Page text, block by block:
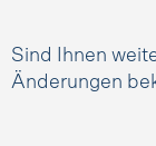
Sind Ihnen
Änderungen